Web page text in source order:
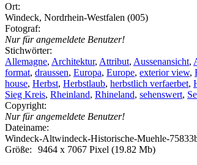
Ort:
Windeck, Nordrhein-Westfalen (005)
Fotograf:
Nur für angemeldete Benutzer!
Stichwörter:
Allemagne, Architektur, Attribut, Aussenansicht,
format, draussen, Europa, Europe, exterior view,
house, Herbst, Herbstlaub, herbstlich verfaerbet,
Sieg Kreis, Rheinland, Rhineland, sehenswert,
Copyright:
Nur für angemeldete Benutzer!
Dateiname:
Windeck-Altwindeck-Historische-Muehle-
Größe:
9464 x 7067 Pixel (19.82 Mb)